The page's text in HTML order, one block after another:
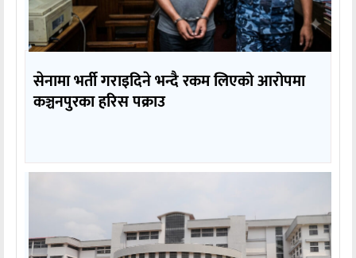
सेनामा भर्ती गराइदिने भन्दै रकम लिएको आरोपमा
कञ्चनपुरका हरिस पक्राउ